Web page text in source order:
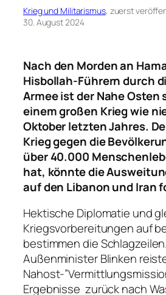
Krieg und Militarismus, zuerst
30. August 2024
Nach den Morden an
Hisbollah-Führern durch
Armee ist der Nahe Osten
einem großen Krieg wie
Oktober letzten Jahres.
Krieg gegen die
über 40.000
hat, könnte die
auf den Libanon und Iran
Hektische Diplomatie und
Kriegsvorbereitungen auf
bestimmen die
Außenminister Blinken
Nahost-
Ergebnisse zurück nach